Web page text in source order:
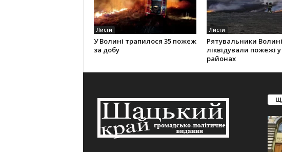
Листи
У Волині трапилося 35 пожеж
за добу
Листи
Рятувальники Волині
ліквідували пожежі у
районах